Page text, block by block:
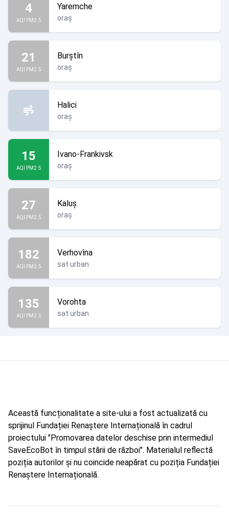
4
AQI PM2.5
Yaremche
oraș
21
AQI PM2.5
Burștîn
oraș
Halici
oraș
15
AQI PM2.5
Ivano-Frankivsk
oraș
27
AQI PM2.5
Kaluș
oraș
182
AQI PM2.5
Verhovîna
sat urban
135
AQI PM2.5
Vorohta
sat urban
Această funcționalitate a site-ului a fost actualizată cu
sprijinul Fundației Renaștere Internațională în cadrul
proiectului "Promovarea datelor deschise prin intermediul
SaveEcoBot în timpul stării de război". Materialul reflectă
poziția autorilor și nu coincide neapărat cu poziția Fundației
Renaștere Internațională.